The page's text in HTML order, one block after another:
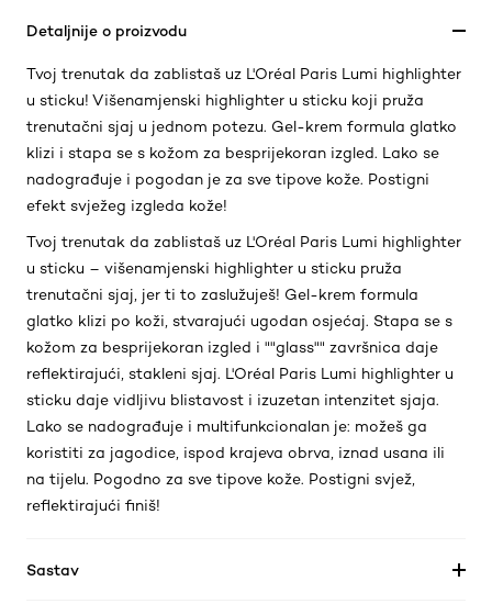
Detaljnije o proizvodu
Tvoj trenutak da zablistaš uz L'Oréal Paris Lumi highlighter
u sticku! Višenamjenski highlighter u sticku koji pruža
trenutačni sjaj u jednom potezu. Gel-krem formula glatko
klizi i stapa se s kožom za besprijekoran izgled. Lako se
nadograđuje i pogodan je za sve tipove kože. Postigni
efekt svježeg izgleda kože!
Tvoj trenutak da zablistaš uz L'Oréal Paris Lumi highlighter
u sticku – višenamjenski highlighter u sticku pruža
trenutačni sjaj, jer ti to zaslužuješ! Gel-krem formula
glatko klizi po koži, stvarajući ugodan osjećaj. Stapa se s
kožom za besprijekoran izgled i ""glass"" završnica daje
reflektirajući, stakleni sjaj. L'Oréal Paris Lumi highlighter u
sticku daje vidljivu blistavost i izuzetan intenzitet sjaja.
Lako se nadograđuje i multifunkcionalan je: možeš ga
koristiti za jagodice, ispod krajeva obrva, iznad usana ili
na tijelu. Pogodno za sve tipove kože. Postigni svjež,
reflektirajući finiš!
Sastav